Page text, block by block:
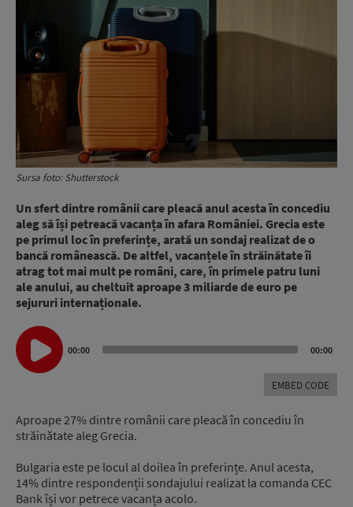
Sursa foto: Shutterstock
Un sfert dintre românii care pleacă anul acesta în concediu
aleg să își petreacă vacanța în afara României. Grecia este
pe primul loc în preferințe, arată un sondaj realizat de o
bancă românească. De altfel, vacanțele în străinătate îi
atrag tot mai mult pe români, care, în primele patru luni
ale anului, au cheltuit aproape 3 miliarde de euro pe
sejururi internaționale.
Audio
Player
00:00 00:00
EMBED CODE
Aproape 27% dintre românii care pleacă în concediu în
străinătate aleg Grecia.
Bulgaria este pe locul al doilea în preferințe. Anul acesta,
14% dintre respondenții sondajului realizat la comanda CEC
Bank își vor petrece vacanța acolo.